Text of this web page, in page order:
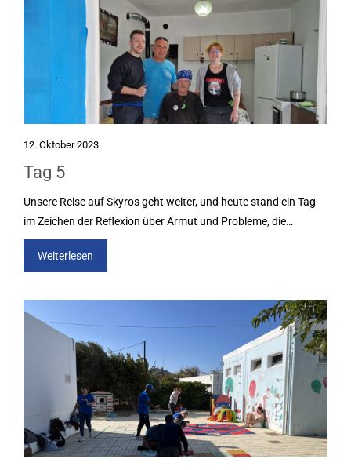
12. Oktober 2023
Tag 5
Unsere Reise auf Skyros geht weiter, und heute stand ein Tag
im Zeichen der Reflexion über Armut und Probleme, die…
Weiterlesen